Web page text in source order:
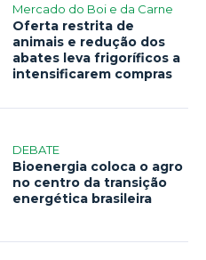
Mercado do Boi e da Carne
Oferta restrita de
animais e redução dos
abates leva frigoríficos a
intensificarem compras
DEBATE
Bioenergia coloca o agro
no centro da transição
energética brasileira